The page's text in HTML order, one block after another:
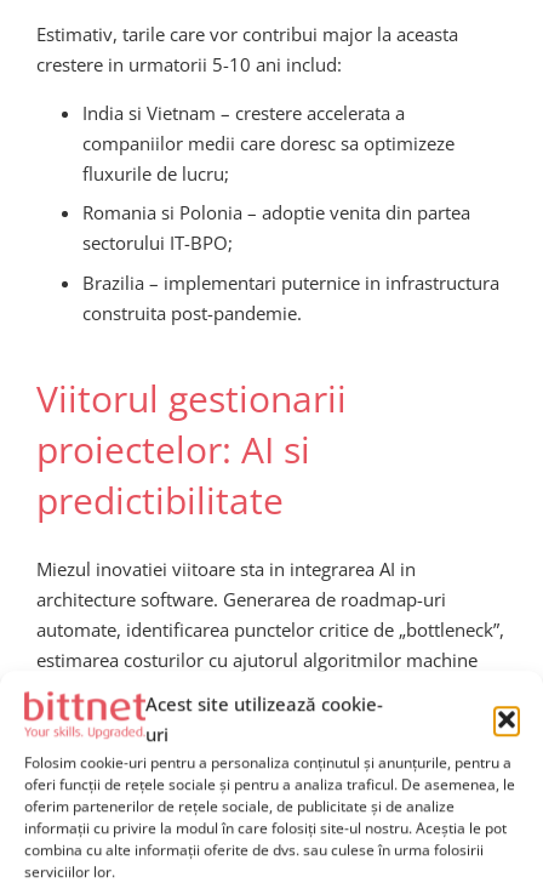
Acest site utilizează cookie-
uri
Folosim cookie-uri pentru a personaliza conținutul și anunțurile, pentru a
oferi funcții de rețele sociale și pentru a analiza traficul. De asemenea, le
oferim partenerilor de rețele sociale, de publicitate și de analize
informații cu privire la modul în care folosiți site-ul nostru. Aceștia le pot
combina cu alte informații oferite de dvs. sau culese în urma folosirii
serviciilor lor.
Estimativ, tarile care vor contribui major la aceasta
crestere in urmatorii 5-10 ani includ:
India si Vietnam – crestere accelerata a
companiilor medii care doresc sa optimizeze
fluxurile de lucru;
Romania si Polonia – adoptie venita din partea
sectorului IT-BPO;
Brazilia – implementari puternice in infrastructura
construita post-pandemie.
Viitorul gestionarii
proiectelor: AI si
predictibilitate
Miezul inovatiei viitoare sta in integrarea AI in
architecture software. Generarea de roadmap-uri
automate, identificarea punctelor critice de „bottleneck”,
estimarea costurilor cu ajutorul algoritmilor machine
learning si sugestiile proactive pentru redistribuirea
echilibrelor de munca vor transforma rolul project
managerului intr-o responsabilitate orientata catre
coordonare strategica si mai putin catre executie
repetitiva.
Printre trendurile majore evidentiabile: